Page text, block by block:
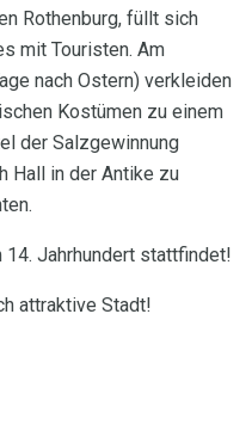
Rothenburg, füllt sich
mit Touristen. Am
nach Ostern) verkleiden
Kostümen zu einem
der Salzgewinnung
Hall in der Antike zu
Jahrhundert stattfindet!
attraktive Stadt!